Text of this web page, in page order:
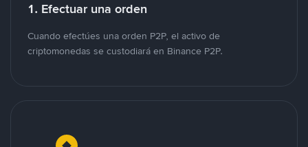
1. Efectuar una orden
Cuando efectúes una orden P2P, el activo de
criptomonedas se custodiará en Binance P2P.